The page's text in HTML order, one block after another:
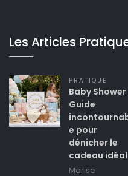
Les Articles
PRATIQUE
Baby Shower
Guide
e pour
dénicher le
cadeau idéal
Marise